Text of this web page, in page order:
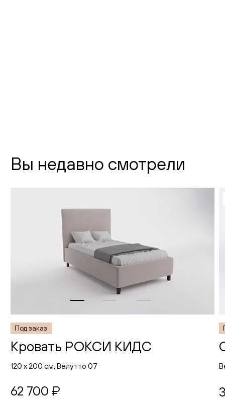
Вы недавно смотрели
Кровать РОКСИ КИДС
Под заказ
120 х 200 см, Велутто 07
62 700 ₽